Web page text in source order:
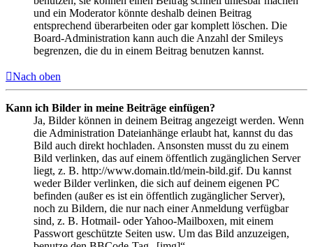
und ein Moderator könnte deshalb deinen Beitrag
entsprechend überarbeiten oder gar komplett löschen. Die
Board-Administration kann auch die Anzahl der Smileys
begrenzen, die du in einem Beitrag benutzen kannst.
Nach oben
Kann ich Bilder in meine Beiträge einfügen?
Ja, Bilder können in deinem Beitrag angezeigt werden. Wenn
die Administration Dateianhänge erlaubt hat, kannst du das
Bild auch direkt hochladen. Ansonsten musst du zu einem
Bild verlinken, das auf einem öffentlich zugänglichen Server
liegt, z. B. http://www.domain.tld/mein-bild.gif. Du kannst
weder Bilder verlinken, die sich auf deinem eigenen PC
befinden (außer es ist ein öffentlich zugänglicher Server),
noch zu Bildern, die nur nach einer Anmeldung verfügbar
sind, z. B. Hotmail- oder Yahoo-Mailboxen, mit einem
Passwort geschützte Seiten usw. Um das Bild anzuzeigen,